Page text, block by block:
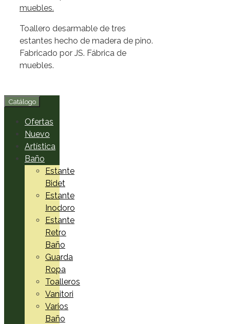
Toallero desarmable de tres
estantes hecho de madera de pino.
Fabricado por JS. Fábrica de
muebles.
Catálogo
Ofertas
Nuevo
Artística
Baño
Estante
Bidet
Estante
Inodoro
Estante
Retro
Baño
Guarda
Ropa
Toalleros
Vanitori
Varios
Baño